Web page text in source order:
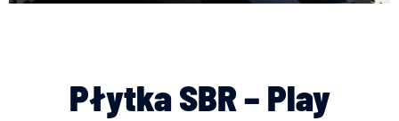
Płytka SBR – Play